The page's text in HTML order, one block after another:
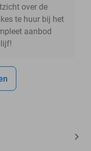
over de
te huur bij het
aanbod